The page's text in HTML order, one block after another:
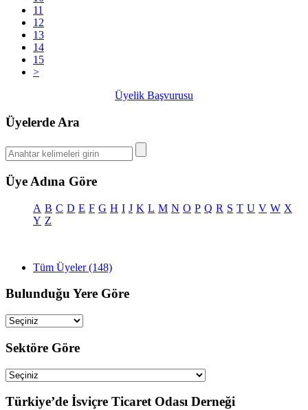
11
12
13
14
15
>
Üyelik Başvurusu
Üyelerde Ara
Üye Adına Göre
A B C D E F G H I J K L M N O P Q R S T U V W X
Y Z
Tüm Üyeler (148)
Bulunduğu Yere Göre
Sektöre Göre
Türkiye’de İsviçre Ticaret Odası Derneği